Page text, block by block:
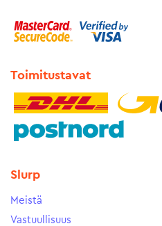
Toimitustavat
Slurp
Meistä
Vastuullisuus